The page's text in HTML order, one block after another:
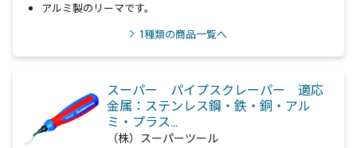
アルミ製のリーマです。
1種類の商品一覧へ
スーパー パイプスクレーパー 適応
金属：ステンレス鋼・鉄・銅・アル
ミ・プラス…
（株）スーパーツール